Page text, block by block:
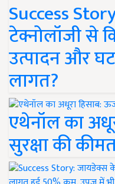
Success
टेक्नोलॉजी से
उत्पादन और
लागत?
एथेनॉल का
सुरक्षा की